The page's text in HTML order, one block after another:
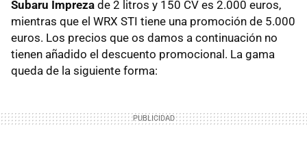
Subaru Impreza de 2 litros y 150 CV es 2.000 euros,
mientras que el WRX STI tiene una promoción de 5.000
euros. Los precios que os damos a continuación no
tienen añadido el descuento promocional. La gama
queda de la siguiente forma: